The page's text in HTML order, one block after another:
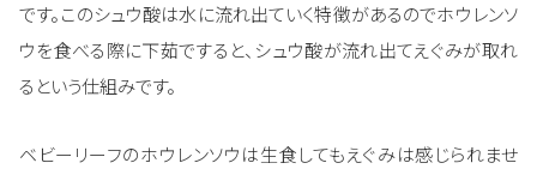
です。このシュウ酸は水に流れ出ていく特徴があるのでホウレンソ
ウを食べる際に下茹ですると、シュウ酸が流れ出てえぐみが取れ
るという仕組みです。
ベビーリーフのホウレンソウは生食してもえぐみは感じられませ